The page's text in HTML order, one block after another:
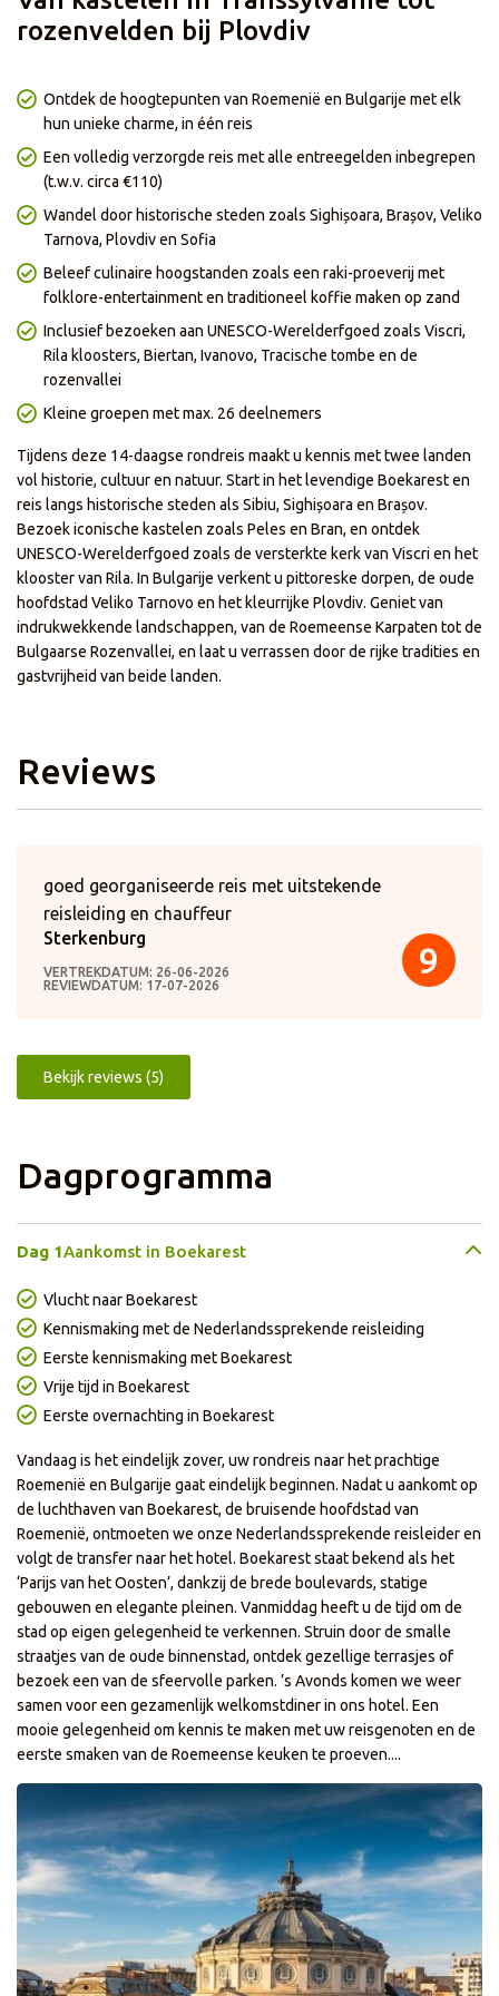
- Korting is niet geldig op onze zelf samenstellen reizen
- Prijzen en kortingen kunnen dagelijks verschillen per reis of
vertrekdatum
rozenvelden bij Plovdiv
Ontdek de hoogtepunten van Roemenië en Bulgarije met elk
hun unieke charme, in één reis
Een volledig verzorgde reis met alle entreegelden inbegrepen
(t.w.v. circa €110)
Wandel door historische steden zoals Sighișoara, Brașov, Veliko
Tarnova, Plovdiv en Sofia
Beleef culinaire hoogstanden zoals een raki-proeverij met
folklore-entertainment en traditioneel koffie maken op zand
Inclusief bezoeken aan UNESCO-Werelderfgoed zoals Viscri,
Rila kloosters, Biertan, Ivanovo, Tracische tombe en de
rozenvallei
Kleine groepen met max. 26 deelnemers
Tijdens deze 14-daagse rondreis maakt u kennis met twee landen
vol historie, cultuur en natuur. Start in het levendige Boekarest en
reis langs historische steden als Sibiu, Sighișoara en Brașov.
Bezoek iconische kastelen zoals Peles en Bran, en ontdek
UNESCO-Werelderfgoed zoals de versterkte kerk van Viscri en het
klooster van Rila. In Bulgarije verkent u pittoreske dorpen, de oude
hoofdstad Veliko Tarnovo en het kleurrijke Plovdiv. Geniet van
indrukwekkende landschappen, van de Roemeense Karpaten tot de
Bulgaarse Rozenvallei, en laat u verrassen door de rijke tradities en
gastvrijheid van beide landen.
Reviews
9
goed georganiseerde reis met uitstekende
reisleiding en chauffeur
Sterkenburg
VERTREKDATUM: 26-06-2026
REVIEWDATUM: 17-07-2026
Bekijk reviews (5)
Dagprogramma
Dag 1Aankomst in Boekarest
Vlucht naar Boekarest
Kennismaking met de Nederlandssprekende reisleiding
Eerste kennismaking met Boekarest
Vrije tijd in Boekarest
Eerste overnachting in Boekarest
Vandaag is het eindelijk zover, uw rondreis naar het prachtige
Roemenië en Bulgarije gaat eindelijk beginnen. Nadat u aankomt op
de luchthaven van Boekarest, de bruisende hoofdstad van
Roemenië, ontmoeten we onze Nederlandssprekende reisleider en
volgt de transfer naar het hotel. Boekarest staat bekend als het
‘Parijs van het Oosten’, dankzij de brede boulevards, statige
gebouwen en elegante pleinen. Vanmiddag heeft u de tijd om de
stad op eigen gelegenheid te verkennen. Struin door de smalle
straatjes van de oude binnenstad, ontdek gezellige terrasjes of
bezoek een van de sfeervolle parken. ’s Avonds komen we weer
samen voor een gezamenlijk welkomstdiner in ons hotel. Een
mooie gelegenheid om kennis te maken met uw reisgenoten en de
eerste smaken van de Roemeense keuken te proeven....